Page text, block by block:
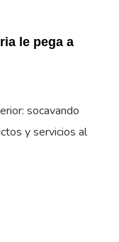
le pega a
socavando
y servicios al